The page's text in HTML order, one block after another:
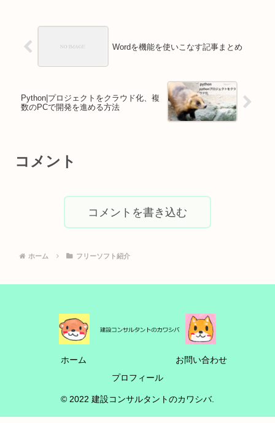
Wordを機能を使いこなす記事まとめ
Python|プロジェクトをクラウド化、複
数のPCで開発を進める方法
コメント
コメントを書き込む
ホーム フリーソフト紹介
ホーム
お問い合わせ
プロフィール
© 2022 建設コンサルタントのカワシバ.